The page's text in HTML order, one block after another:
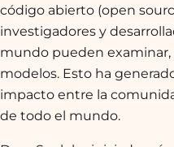
código abierto (open
investigadores y
mundo pueden
modelos. Esto ha
impacto entre la
de todo el mundo.